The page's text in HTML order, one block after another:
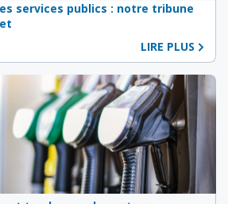
services publics : notre tribune
LIRE PLUS